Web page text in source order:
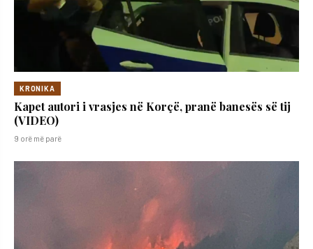
KRONIKA
Kapet autori i vrasjes në Korçë, pranë banesës së tij
(VIDEO)
9 orë më parë